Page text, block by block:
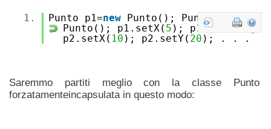
1. Punto p1=new Punto(); Punto p2=new
Punto(); p1.setX( 5 ); p1.setY(6 );
p2.setX( 10 ); p2.setY( 20 ); . . .
Saremmo partiti meglio con la classe Punto
forzatamenteincapsulata in questo modo: